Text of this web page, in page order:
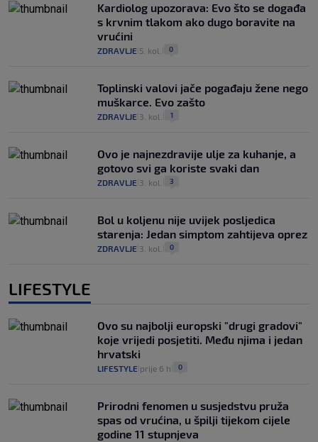
Kardiolog upozorava: Evo što se događa
s krvnim tlakom ako dugo boravite na
vrućini
ZDRAVLJE 5. kol. 0
Toplinski valovi jače pogađaju žene nego
muškarce. Evo zašto
ZDRAVLJE 3. kol. 1
Ovo je najnezdravije ulje za kuhanje, a
gotovo svi ga koriste svaki dan
ZDRAVLJE 3. kol. 3
Bol u koljenu nije uvijek posljedica
starenja: Jedan simptom zahtijeva oprez
ZDRAVLJE 3. kol. 0
LIFESTYLE
Ovo su najbolji europski "drugi gradovi"
koje vrijedi posjetiti. Među njima i jedan
hrvatski
LIFESTYLE prije 6 h 0
Prirodni fenomen u susjedstvu pruža
spas od vrućina, u špilji tijekom cijele
godine 11 stupnjeva